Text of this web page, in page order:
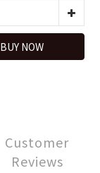
BUY NOW
Customer
Reviews